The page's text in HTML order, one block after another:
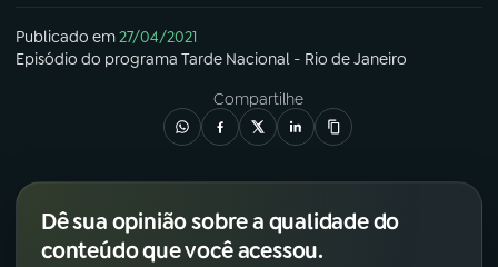
Publicado em27/04/2021
Episódio do programa Tarde Nacional - Rio de Janeiro
Compartilhe
Dê sua opinião sobre a qualidade do
conteúdo que você acessou.